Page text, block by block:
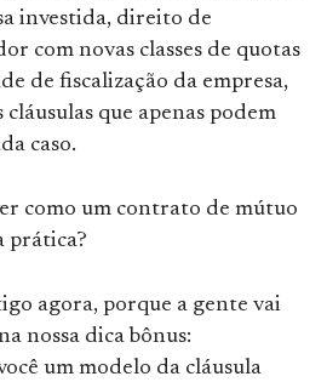
investida, direito de
com novas classes de quotas
de fiscalização da empresa,
que apenas podem
caso.
como um contrato de mútuo
prática?
agora, porque a gente vai
nossa dica bônus:
um modelo da cláusula